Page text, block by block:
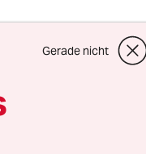
Gerade nicht